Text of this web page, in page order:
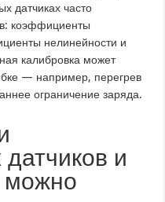
датчиках часто
коэффициенты
нелинейности и
калибровка может
— например, перегрев
ограничение заряда.
и
можно